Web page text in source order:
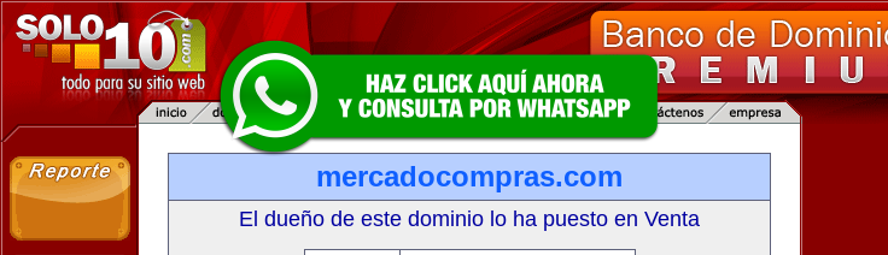
mercadocompras.com
El dueño de este dominio lo ha puesto en Venta